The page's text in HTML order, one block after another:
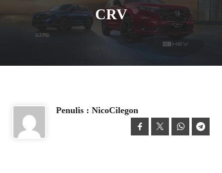
Promo Honda Cilegon Promo Honda Serang
CRV
Penulis : NicoCilegon